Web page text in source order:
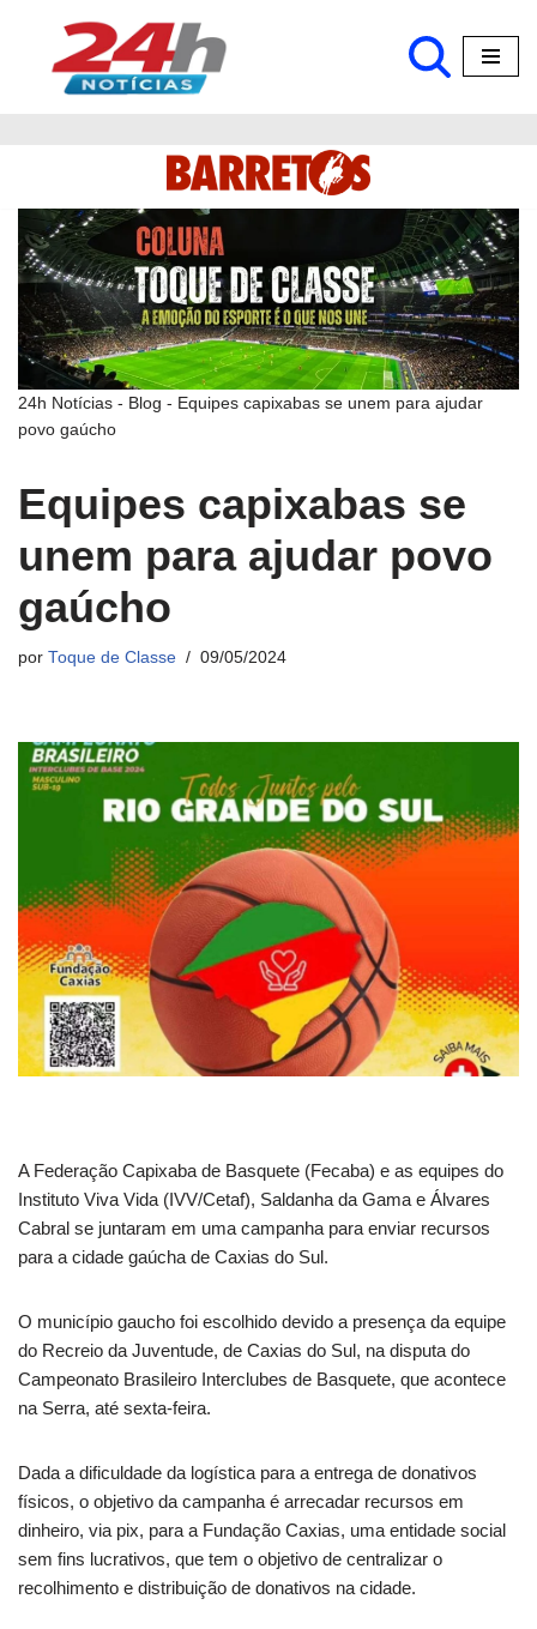
Pular
24h Notícias - Blog - Equipes capixabas se unem para ajudar
povo gaúcho
Equipes capixabas se
unem para ajudar povo
gaúcho
por Toque de Classe 09/05/2024
A Federação Capixaba de Basquete (Fecaba) e as equipes do
Instituto Viva Vida (IVV/Cetaf), Saldanha da Gama e Álvares
Cabral se juntaram em uma campanha para enviar recursos
para a cidade gaúcha de Caxias do Sul.
O município gaucho foi escolhido devido a presença da equipe
do Recreio da Juventude, de Caxias do Sul, na disputa do
Campeonato Brasileiro Interclubes de Basquete, que acontece
na Serra, até sexta-feira.
Dada a dificuldade da logística para a entrega de donativos
físicos, o objetivo da campanha é arrecadar recursos em
dinheiro, via pix, para a Fundação Caxias, uma entidade social
sem fins lucrativos, que tem o objetivo de centralizar o
recolhimento e distribuição de donativos na cidade.